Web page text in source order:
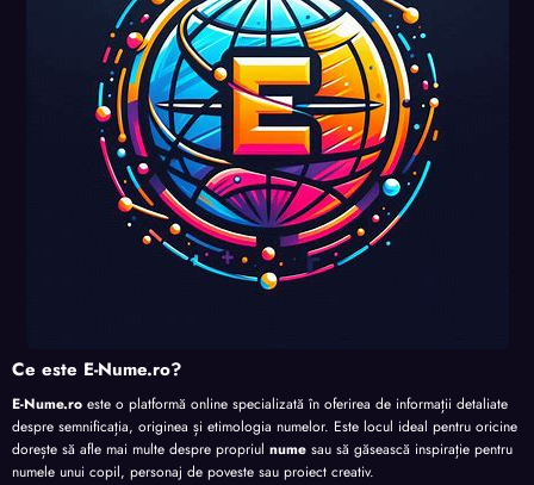
nalita
te
nalita
te
Ce este E-Nume.ro?
E-Nume.ro este o platformă online specializată în oferirea de informații detaliate
despre semnificația, originea și etimologia numelor. Este locul ideal pentru oricine
dorește să afle mai multe despre propriul nume sau să găsească inspirație pentru
numele unui copil, personaj de poveste sau proiect creativ.